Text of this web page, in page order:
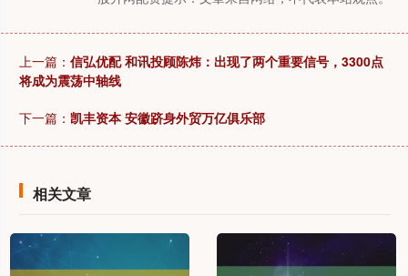
上一篇： 信弘优配 和讯投顾陈炜：出现了两个重要信号，3300点
将成为震荡中轴线
下一篇： 凯丰资本 安徽跻身外贸万亿俱乐部
相关文章